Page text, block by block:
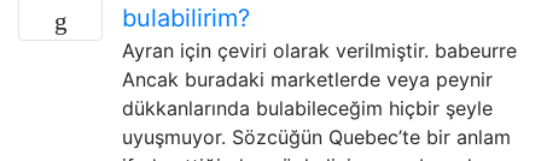
bulabilirim?
Ayran için çeviri olarak verilmiştir. babeurre
Ancak buradaki marketlerde veya peynir
dükkanlarında bulabileceğim hiçbir şeyle
uyuşmuyor. Sözcüğün Quebec’te bir anlam